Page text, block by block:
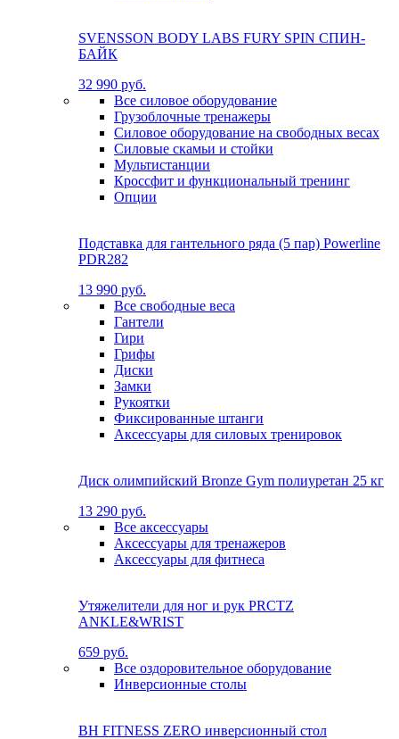
SVENSSON BODY LABS FURY SPIN СПИН-
БАЙК
32 990 руб.
Все силовое оборудование
Грузоблочные тренажеры
Силовое оборудование на свободных весах
Силовые скамьи и стойки
Мультистанции
Кроссфит и функциональный тренинг
Опции
Подставка для гантельного ряда (5 пар) Powerline
PDR282
13 990 руб.
Все свободные веса
Гантели
Гири
Грифы
Диски
Замки
Рукоятки
Фиксированные штанги
Аксессуары для силовых тренировок
Диск олимпийский Bronze Gym полиуретан 25 кг
13 290 руб.
Все аксессуары
Аксессуары для тренажеров
Аксессуары для фитнеса
Утяжелители для ног и рук PRCTZ
ANKLE&WRIST
659 руб.
Все оздоровительное оборудование
Инверсионные столы
BH FITNESS ZERO инверсионный стол